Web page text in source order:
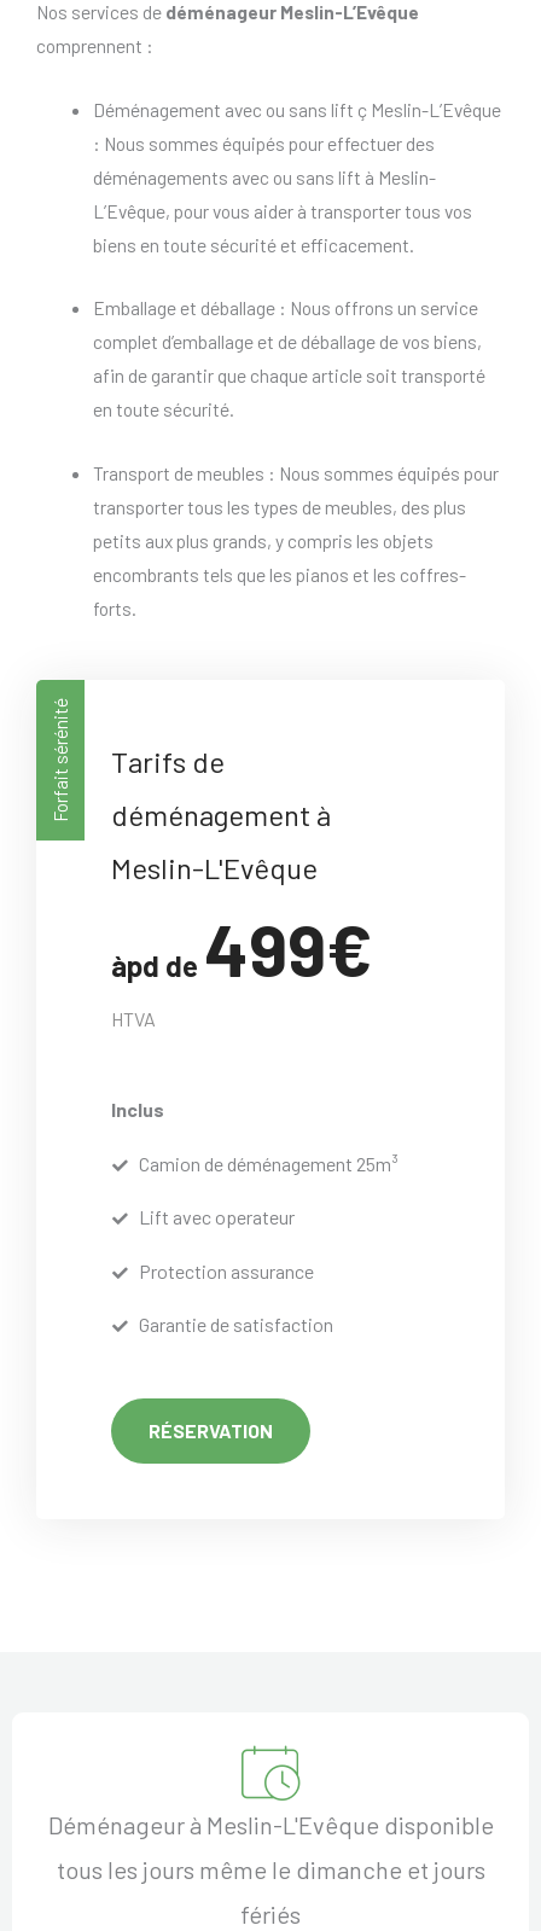
Nos services de déménageur Meslin-L’Evêque
comprennent :
Déménagement avec ou sans lift ç Meslin-L’Evêque
: Nous sommes équipés pour effectuer des
déménagements avec ou sans lift à Meslin-
L’Evêque, pour vous aider à transporter tous vos
biens en toute sécurité et efficacement.
Emballage et déballage : Nous offrons un service
complet d’emballage et de déballage de vos biens,
afin de garantir que chaque article soit transporté
en toute sécurité.
Transport de meubles : Nous sommes équipés pour
transporter tous les types de meubles, des plus
petits aux plus grands, y compris les objets
encombrants tels que les pianos et les coffres-
forts.
Forfait sérénité
Tarifs de
déménagement à
Meslin-L'Evêque
àpd de 499€
HTVA
Inclus
Camion de déménagement 25m³
Lift avec operateur
Protection assurance
Garantie de satisfaction
RÉSERVATION
Déménageur à Meslin-L'Evêque disponible
tous les jours même le dimanche et jours
fériés